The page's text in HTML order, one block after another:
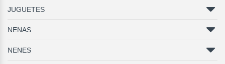
JUGUETES
NENAS
NENES